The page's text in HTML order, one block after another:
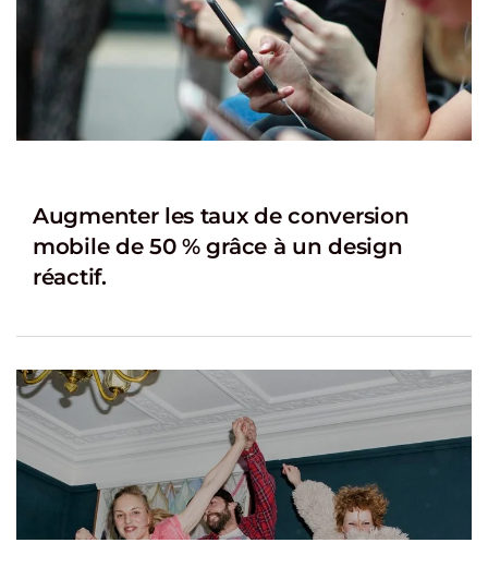
Augmenter les taux de conversion
mobile de 50 % grâce à un design
réactif.